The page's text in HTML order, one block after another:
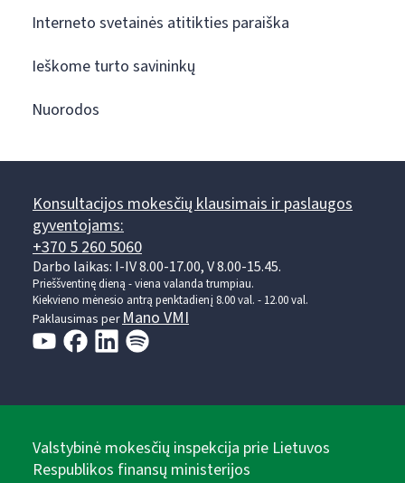
Interneto svetainės atitikties paraiška
Ieškome turto savininkų
Nuorodos
Konsultacijos mokesčių klausimais ir paslaugos
gyventojams:
+370 5 260 5060
Darbo laikas: I-IV 8.00-17.00, V 8.00-15.45.
Prieššventinę dieną - viena valanda trumpiau.
Kiekvieno mėnesio antrą penktadienį 8.00 val. - 12.00 val.
Paklausimas perMano VMI
Valstybinė mokesčių inspekcija prie Lietuvos
Respublikos finansų ministerijos